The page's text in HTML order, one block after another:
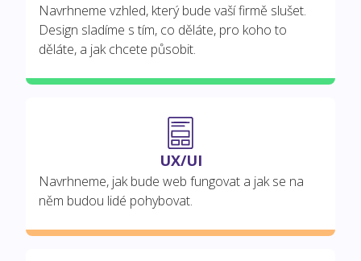
Navrhneme vzhled, který bude vaší firmě slušet.
Design sladíme s tím, co děláte, pro koho to
děláte, a jak chcete působit.
UX/UI
Navrhneme, jak bude web fungovat a jak se na
něm budou lidé pohybovat.